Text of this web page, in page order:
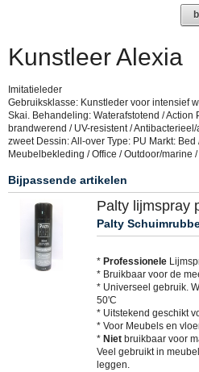
Kunstleer Alexia
Imitatieleder
Gebruiksklasse: Kunstleder voor intensief
Skai. Behandeling: Waterafstotend / Action
brandwerend / UV-resistent /
zweet Dessin: All-over Type: PU Markt:
Meubelbekleding / Office / Outdoor/marine
Bijpassende artikelen
Palty lijmspray
Palty
* Professionele
* Bruikbaar voor de
* Universeel gebruik.
50'C
* Uitstekend geschikt
* Voor Meubels en
* Niet bruikbaar voor
Veel gebruikt in
leggen.